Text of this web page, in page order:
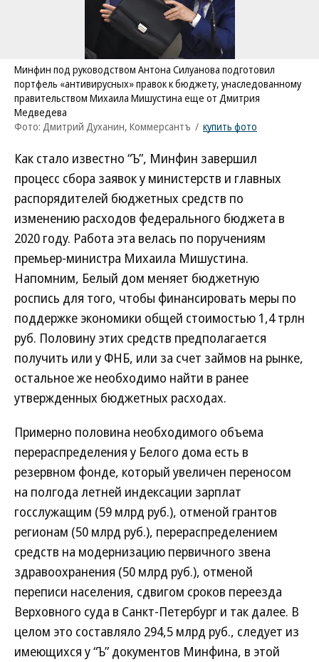
Минфин под руководством Антона Силуанова подготовил
портфель «антивирусных» правок к бюджету, унаследованному
правительством Михаила Мишустина еще от Дмитрия
Медведева
Фото: Дмитрий Духанин, Коммерсантъ / купить фото
Как стало известно “Ъ”, Минфин завершил
процесс сбора заявок у министерств и главных
распорядителей бюджетных средств по
изменению расходов федерального бюджета в
2020 году. Работа эта велась по поручениям
премьер-министра Михаила Мишустина.
Напомним, Белый дом меняет бюджетную
роспись для того, чтобы финансировать меры по
поддержке экономики общей стоимостью 1,4 трлн
руб. Половину этих средств предполагается
получить или у ФНБ, или за счет займов на рынке,
остальное же необходимо найти в ранее
утвержденных бюджетных расходах.
Примерно половина необходимого объема
перераспределения у Белого дома есть в
резервном фонде, который увеличен переносом
на полгода летней индексации зарплат
госслужащим (59 млрд руб.), отменой грантов
регионам (50 млрд руб.), перераспределением
средств на модернизацию первичного звена
здравоохранения (50 млрд руб.), отменой
переписи населения, сдвигом сроков переезда
Верховного суда в Санкт-Петербург и так далее. В
целом это составляло 294,5 млрд руб., следует из
имеющихся у “Ъ” документов Минфина, в этой